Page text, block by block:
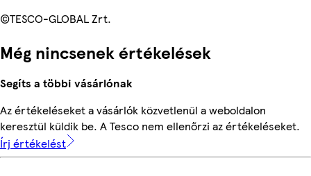
©TESCO-GLOBAL Zrt.
Még nincsenek értékelések
Segíts a többi vásárlónak
Az értékeléseket a vásárlók közvetlenül a weboldalon
keresztül küldik be. A Tesco nem ellenőrzi az értékeléseket.
Írj értékelést